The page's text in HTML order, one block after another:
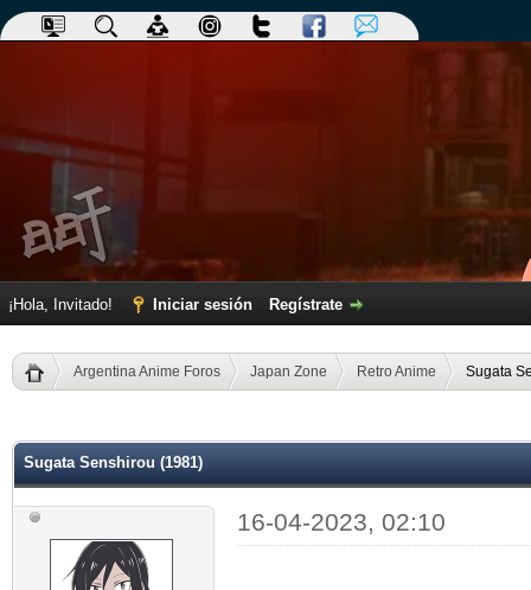
¡Hola, Invitado! Iniciar sesión Regístrate
Argentina Anime Foros Japan Zone Retro Anime Sugata
Sugata Senshirou (1981)
16-04-2023, 02:10